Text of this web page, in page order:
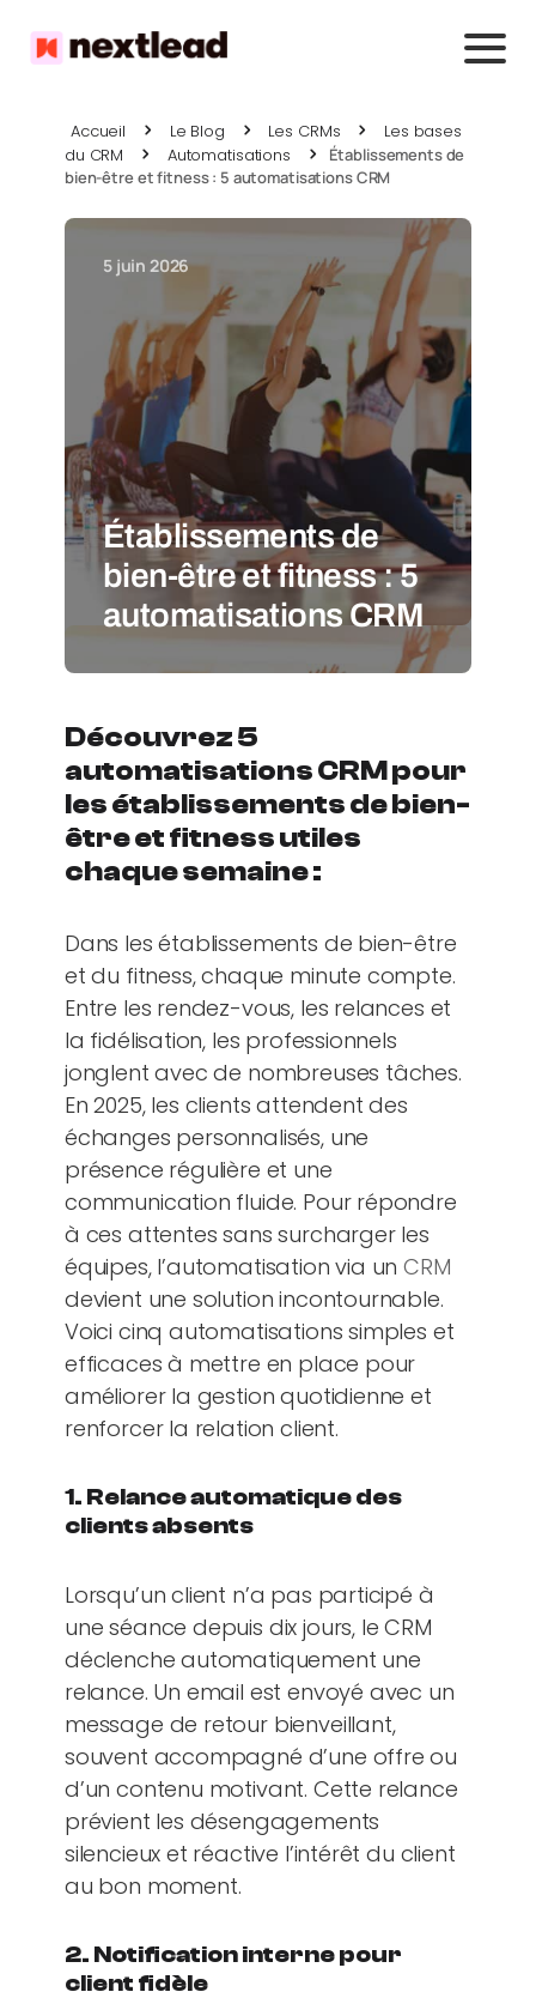
Accueil Le Blog Les CRMs
Les bases
du CRM
Automatisations
Établissements de
bien-être et fitness : 5 automatisations CRM
5 juin 2026
Établissements de
bien-être et fitness : 5
automatisations CRM
Découvrez 5
automatisations CRM pour
les établissements de bien-
être et fitness utiles
chaque semaine :
Dans les établissements de bien-être
et du fitness, chaque minute compte.
Entre les rendez-vous, les relances et
la fidélisation, les professionnels
jonglent avec de nombreuses tâches.
En 2025, les clients attendent des
échanges personnalisés, une
présence régulière et une
communication fluide. Pour répondre
à ces attentes sans surcharger les
équipes, l’automatisation via unCRM
devient une solution incontournable.
Voici cinq automatisations simples et
efficaces à mettre en place pour
améliorer la gestion quotidienne et
renforcer la relation client.
1. Relance automatique des
clients absents
Lorsqu’un client n’a pas participé à
une séance depuis dix jours, le CRM
déclenche automatiquement une
relance. Un email est envoyé avec un
message de retour bienveillant,
souvent accompagné d’une offre ou
d’un contenu motivant. Cette relance
prévient les désengagements
silencieux et réactive l’intérêt du client
au bon moment.
2. Notification interne pour
client fidèle